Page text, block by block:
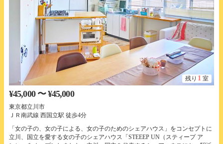
残り 1 室
¥45,000 〜 ¥45,000
東京都立川市
ＪＲ南武線 西国立駅 徒歩4分
「女の子の、女の子による、女の子のためのシェアハウス」をコンセプトに
立川、国立を愛する女の子のシェアハウス「STEEEP UN（スティープ ア